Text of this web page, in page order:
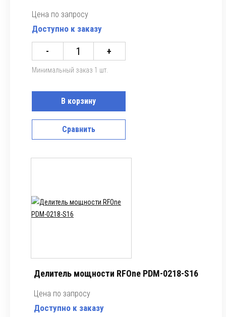
Цена по запросу
Доступно к заказу
- +
Минимальный заказ 1 шт.
В корзину
Сравнить
Делитель мощности RFOne PDM-0218-S16
Цена по запросу
Доступно к заказу